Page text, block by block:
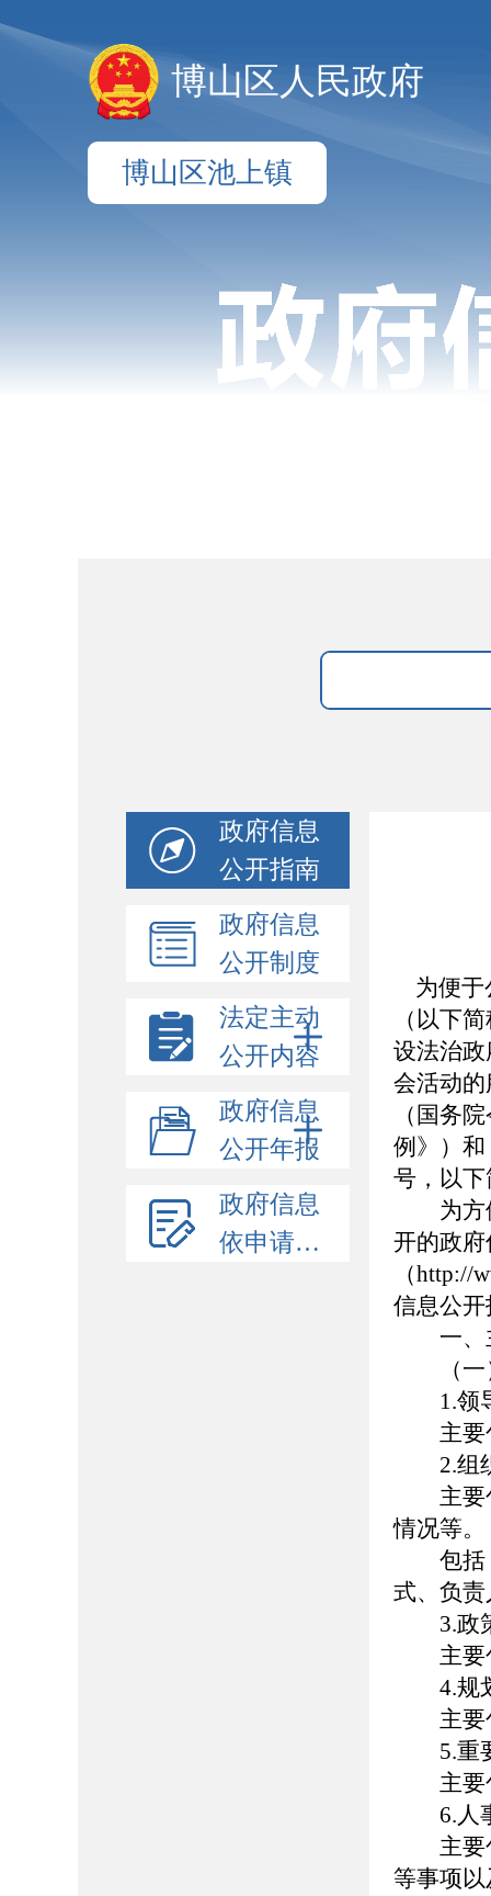
博山区人民政府
博山区池上镇
政府信息
公开指南
政府信息
公开制度
法定主动
公开内容
政府信息
公开年报
政府信息
依申请公开
为便于
（以下
设法治
会活动
（国务
例》）
号，以
为方便
开的政
（http://
信息公
一、
（一
1.领
主要包
2.组
主要包
情况等。
包括：
式、负
3.政
主要包
4.规划
主要包
5.重
主要包
6.人
主要包
等事项